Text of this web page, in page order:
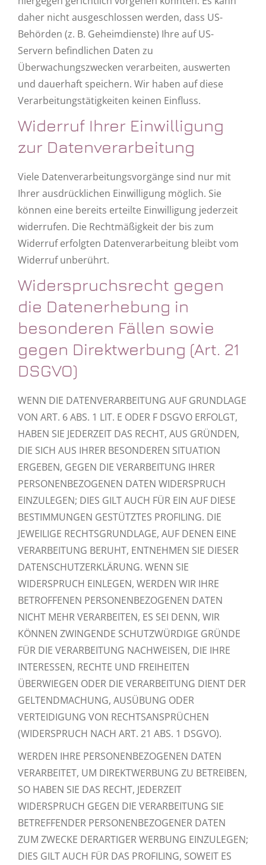
daher nicht ausgeschlossen werden, dass US-
Behörden (z. B. Geheimdienste) Ihre auf US-
Servern befindlichen Daten zu
Überwachungszwecken verarbeiten, auswerten
und dauerhaft speichern. Wir haben auf diese
Verarbeitungstätigkeiten keinen Einfluss.
Widerruf Ihrer Einwilligung
zur Datenverarbeitung
Viele Datenverarbeitungsvorgänge sind nur mit
Ihrer ausdrücklichen Einwilligung möglich. Sie
können eine bereits erteilte Einwilligung jederzeit
widerrufen. Die Rechtmäßigkeit der bis zum
Widerruf erfolgten Datenverarbeitung bleibt vom
Widerruf unberührt.
Widerspruchsrecht gegen
die Datenerhebung in
besonderen Fällen sowie
gegen Direktwerbung (Art. 21
DSGVO)
WENN DIE DATENVERARBEITUNG AUF GRUNDLAGE
VON ART. 6 ABS. 1 LIT. E ODER F DSGVO ERFOLGT,
HABEN SIE JEDERZEIT DAS RECHT, AUS GRÜNDEN,
DIE SICH AUS IHRER BESONDEREN SITUATION
ERGEBEN, GEGEN DIE VERARBEITUNG IHRER
PERSONENBEZOGENEN DATEN WIDERSPRUCH
EINZULEGEN; DIES GILT AUCH FÜR EIN AUF DIESE
BESTIMMUNGEN GESTÜTZTES PROFILING. DIE
JEWEILIGE RECHTSGRUNDLAGE, AUF DENEN EINE
VERARBEITUNG BERUHT, ENTNEHMEN SIE DIESER
DATENSCHUTZERKLÄRUNG. WENN SIE
WIDERSPRUCH EINLEGEN, WERDEN WIR IHRE
BETROFFENEN PERSONENBEZOGENEN DATEN
NICHT MEHR VERARBEITEN, ES SEI DENN, WIR
KÖNNEN ZWINGENDE SCHUTZWÜRDIGE GRÜNDE
FÜR DIE VERARBEITUNG NACHWEISEN, DIE IHRE
INTERESSEN, RECHTE UND FREIHEITEN
ÜBERWIEGEN ODER DIE VERARBEITUNG DIENT DER
GELTENDMACHUNG, AUSÜBUNG ODER
VERTEIDIGUNG VON RECHTSANSPRÜCHEN
(WIDERSPRUCH NACH ART. 21 ABS. 1 DSGVO).
WERDEN IHRE PERSONENBEZOGENEN DATEN
VERARBEITET, UM DIREKTWERBUNG ZU BETREIBEN,
SO HABEN SIE DAS RECHT, JEDERZEIT
WIDERSPRUCH GEGEN DIE VERARBEITUNG SIE
BETREFFENDER PERSONENBEZOGENER DATEN
ZUM ZWECKE DERARTIGER WERBUNG EINZULEGEN;
DIES GILT AUCH FÜR DAS PROFILING, SOWEIT ES